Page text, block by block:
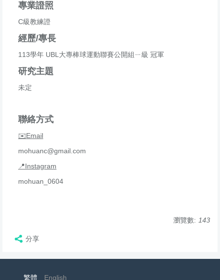
專業證照
C級教練證
經歷/專長
113學年 UBL大專棒球運動聯賽公開組ㄧ級 冠軍
研究主題
未定
聯絡方式
✉️Email
mohuanc@gmail.com
📍Instagram
mohuan_0604
瀏覽數: 143
分享
繁體 English